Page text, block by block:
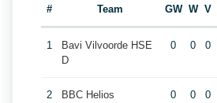
# Team GW W V
1
Bavi Vilvoorde HSE
D
0 0 0
2
BBC Helios
0 0 0